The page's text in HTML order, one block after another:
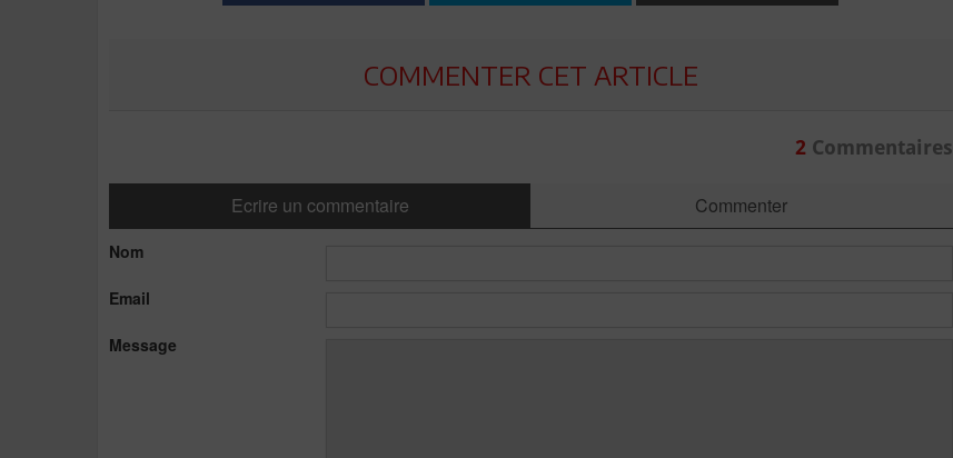
COMMENTER CET ARTICLE
2Commentaires
Ecrire un commentaire Commenter
Nom
Email
Message